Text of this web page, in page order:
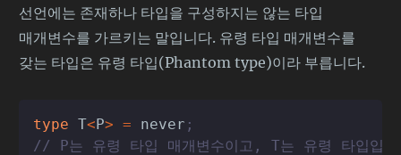
선언에는 존재하나 타입을 구성하지는 않는 타입
매개변수를 가르키는 말입니다. 유령 타입 매개변수를
갖는 타입은 유령 타입(Phantom type)이라 부릅니다.
type T<P> = never ;
// P는 유령 타입 매개변수이고, T는 유령 타입입